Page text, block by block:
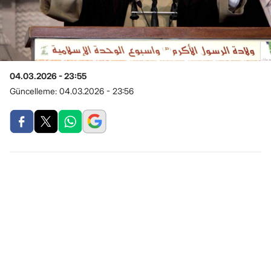
04.03.2026 - 23:55
Güncelleme: 04.03.2026 - 23:56